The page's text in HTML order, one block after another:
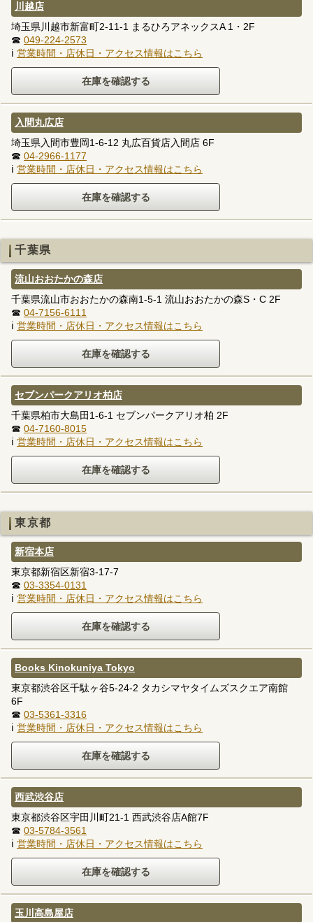
川越店
埼玉県川越市新富町2-11-1 まるひろアネックスA 1・2F
☎ 049-224-2573
ℹ 営業時間・店休日・アクセス情報はこちら
入間丸広店
埼玉県入間市豊岡1-6-12 丸広百貨店入間店 6F
☎ 04-2966-1177
ℹ 営業時間・店休日・アクセス情報はこちら
千葉県
流山おおたかの森店
千葉県流山市おおたかの森南1-5-1 流山おおたかの森S・C 2F
☎ 04-7156-6111
ℹ 営業時間・店休日・アクセス情報はこちら
セブンパークアリオ柏店
千葉県柏市大島田1-6-1 セブンパークアリオ柏 2F
☎ 04-7160-8015
ℹ 営業時間・店休日・アクセス情報はこちら
東京都
新宿本店
東京都新宿区新宿3-17-7
☎ 03-3354-0131
ℹ 営業時間・店休日・アクセス情報はこちら
Books Kinokuniya Tokyo
東京都渋谷区千駄ヶ谷5-24-2 タカシマヤタイムズスクエア南館
6F
☎ 03-5361-3316
ℹ 営業時間・店休日・アクセス情報はこちら
西武渋谷店
東京都渋谷区宇田川町21-1 西武渋谷店A館7F
☎ 03-5784-3561
ℹ 営業時間・店休日・アクセス情報はこちら
玉川高島屋店